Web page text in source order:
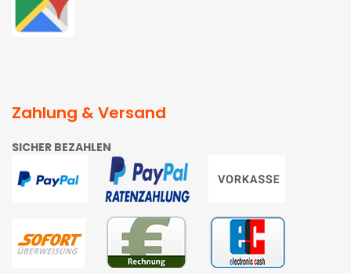
Zahlung & Versand
SICHER BEZAHLEN